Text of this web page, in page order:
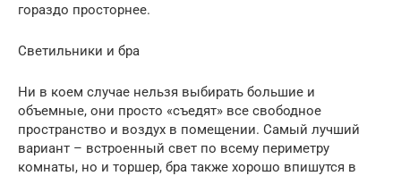
гораздо просторнее.
Светильники и бра
Ни в коем случае нельзя выбирать большие и
объемные, они просто «съедят» все свободное
пространство и воздух в помещении. Самый лучший
вариант – встроенный свет по всему периметру
комнаты, но и торшер, бра также хорошо впишутся в